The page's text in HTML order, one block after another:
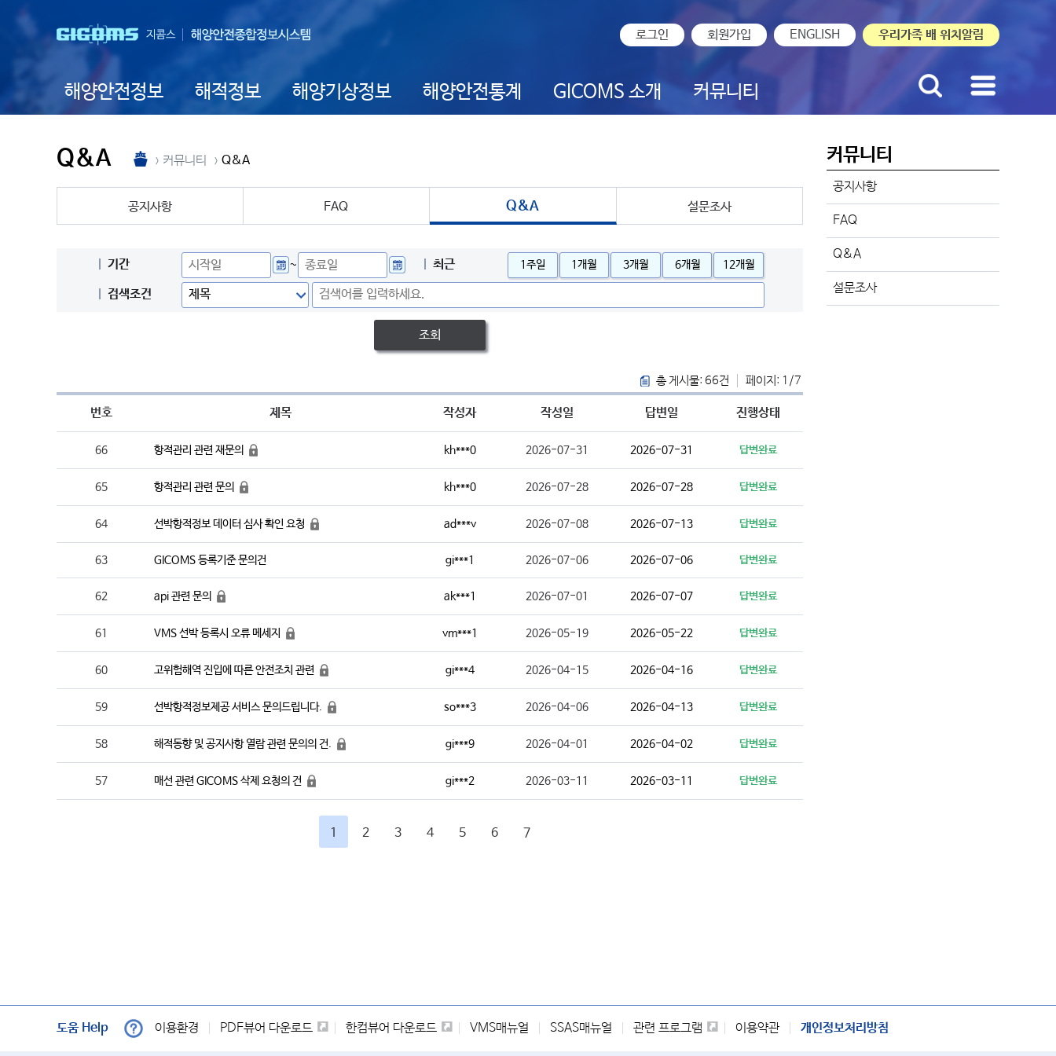
로그인 회원가입 ENGLISH 우리가족 배 위치알림
해양안전정보 해적정보 해양기상정보 해양안전통계 GICOMS 소개 커뮤니티
Q&A 커뮤니티 Q&A
공지사항 FAQ Q&A 설문조사
기간 ~ 최근 1주일 1개월 3개월 6개월 12개월
검색조건
조회
총 게시물: 66건 페이지: 1/7
번호 제목 작성자 작성일 답변일 진행상태
66 항적관리 관련 재문의 kh***0 2026-07-31 2026-07-31 답변완료
65 항적관리 관련 문의 kh***0 2026-07-28 2026-07-28 답변완료
64 선박항적정보 데이터 심사 확인 요청 ad***v 2026-07-08 2026-07-13 답변완료
63 GICOMS 등록기준 문의건 gi***1 2026-07-06 2026-07-06 답변완료
62 api 관련 문의 ak***1 2026-07-01 2026-07-07 답변완료
61 VMS 선박 등록시 오류 메세지 vm***1 2026-05-19 2026-05-22 답변완료
60 고위험해역 진입에 따른 안전조치 관련 gi***4 2026-04-15 2026-04-16 답변완료
59 선박항적정보제공 서비스 문의드립니다. so***3 2026-04-06 2026-04-13 답변완료
58 해적동향 및 공지사항 열람 관련 문의의 건. gi***9 2026-04-01 2026-04-02 답변완료
57 매선 관련 GICOMS 삭제 요청의 건 gi***2 2026-03-11 2026-03-11 답변완료
1 2 3 4 5 6 7
커뮤니티
공지사항
FAQ
Q&A
설문조사
도움 Help 이용환경 PDF뷰어 다운로드 한컴뷰어 다운로드 VMS매뉴얼 SSAS매뉴얼 관련 프로그램 이용약관 개인정보처리방침